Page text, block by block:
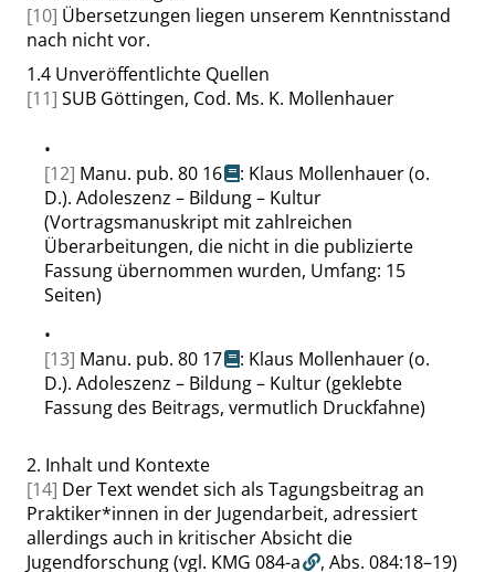
[10] Übersetzungen liegen unserem Kenntnisstand
nach nicht vor.
1.4 Unveröffentlichte Quellen
[11] SUB Göttingen, Cod. Ms. K. Mollenhauer
•
[12] Manu. pub. 80 16
: Klaus Mollenhauer (o.
D.). Adoleszenz – Bildung – Kultur
(Vortragsmanuskript mit zahlreichen
Überarbeitungen, die nicht in die publizierte
Fassung übernommen wurden, Umfang: 15
Seiten)
•
[13] Manu. pub. 80 17
: Klaus Mollenhauer (o.
D.). Adoleszenz – Bildung – Kultur (geklebte
Fassung des Beitrags, vermutlich Druckfahne)
2. Inhalt und Kontexte
[14] Der Text wendet sich als Tagungsbeitrag an
Praktiker*innen in der Jugendarbeit, adressiert
allerdings auch in kritischer Absicht die
Jugendforschung(vgl. KMG 084-a , Abs. 084:18–19)